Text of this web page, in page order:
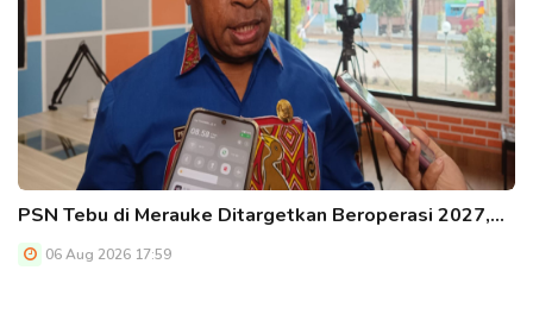
PSN Tebu di Merauke Ditargetkan Beroperasi 2027,…
06 Aug 2026 17:59